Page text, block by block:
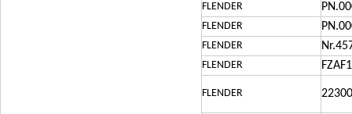
FLENDER
FLENDER
FLENDER
FLENDER
FLENDER